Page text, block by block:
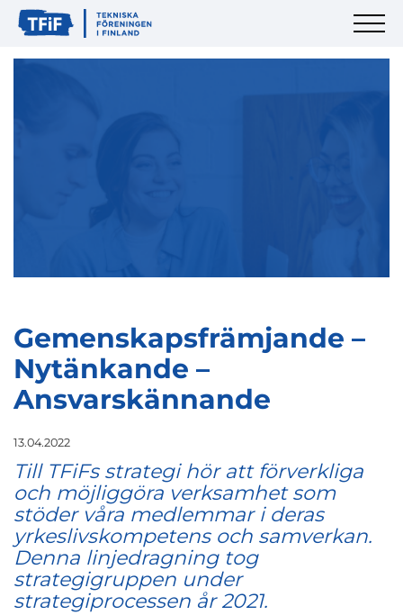
Gemenskapsfrämjande –
Nytänkande –
Ansvarskännande
13.04.2022
Till TFiFs strategi hör att förverkliga
och möjliggöra verksamhet som
stöder våra medlemmar i deras
yrkeslivskompetens och samverkan.
Denna linjedragning tog
strategigruppen under
strategiprocessen år 2021.